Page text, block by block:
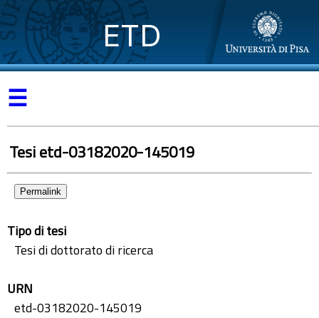
ETD
☰
Tesi etd-03182020-145019
Permalink
Tipo di tesi
Tesi di dottorato di ricerca
URN
etd-03182020-145019